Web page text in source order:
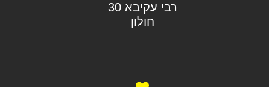
רבי עקיבא 30
חולון